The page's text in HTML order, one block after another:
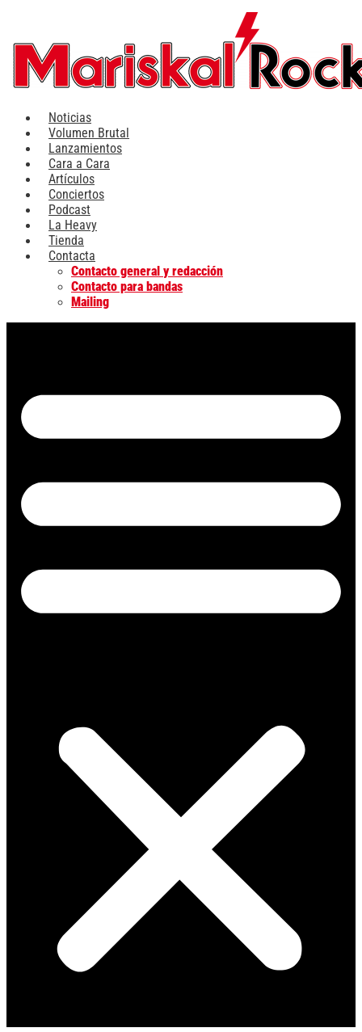
contenido
Noticias
Volumen Brutal
Lanzamientos
Cara a Cara
Artículos
Conciertos
Podcast
La Heavy
Tienda
Contacta
Contacto general y redacción
Contacto para bandas
Mailing